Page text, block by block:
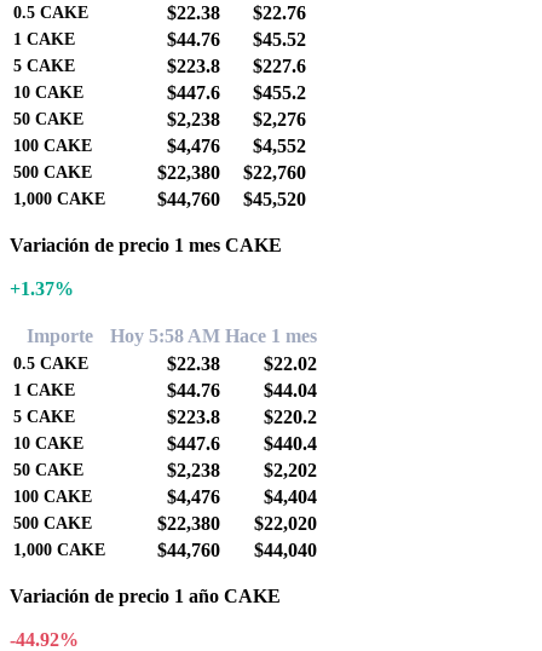
0.5 CAKE $22.38 $22.76
1 CAKE $44.76 $45.52
5 CAKE $223.8 $227.6
10 CAKE $447.6 $455.2
50 CAKE $2,238 $2,276
100 CAKE $4,476 $4,552
500 CAKE $22,380 $22,760
1,000 CAKE $44,760 $45,520
Variación de precio 1 mes CAKE
+1.37%
Importe Hoy 5:58 AM Hace 1 mes
0.5 CAKE $22.38 $22.02
1 CAKE $44.76 $44.04
5 CAKE $223.8 $220.2
10 CAKE $447.6 $440.4
50 CAKE $2,238 $2,202
100 CAKE $4,476 $4,404
500 CAKE $22,380 $22,020
1,000 CAKE $44,760 $44,040
Variación de precio 1 año CAKE
-44.92%